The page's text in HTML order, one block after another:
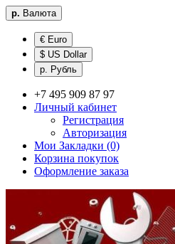
р. Валюта
€ Euro
$ US Dollar
р. Рубль
+7 495 909 87 97
Личный кабинет
Регистрация
Авторизация
Мои Закладки (0)
Корзина покупок
Оформление заказа